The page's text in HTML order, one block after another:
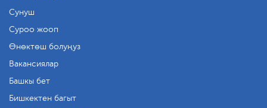
Сунуш
Суроо жооп
Өнөктөш болуңуз
Вакансиялар
Башкы бет
Бишкектен багыт